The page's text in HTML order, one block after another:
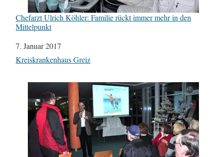
Chefarzt Ulrich Köhler: Familie rückt immer mehr in den
Mittelpunkt
Datum
7. Januar 2017
In Bezug auf
Kreiskrankenhaus Greiz